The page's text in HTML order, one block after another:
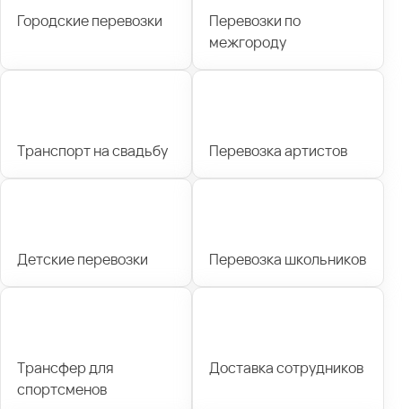
Городские перевозки
Перевозки по
межгороду
Транспорт на свадьбу Перевозка артистов
Детские перевозки Перевозка школьников
Трансфер для
спортсменов
Доставка сотрудников